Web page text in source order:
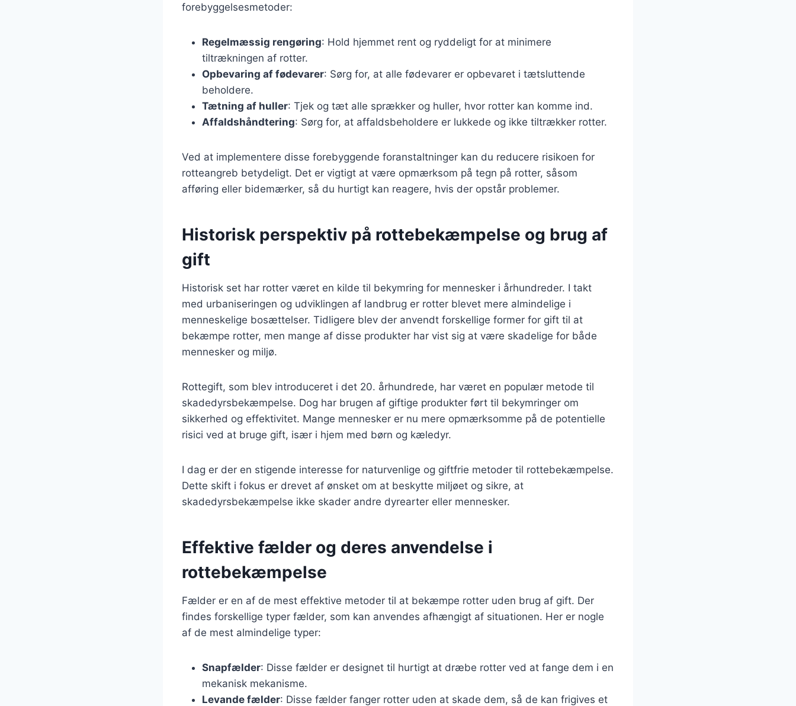
forebyggelsesmetoder:
Regelmæssig rengøring: Hold hjemmet rent og ryddeligt for at minimere
tiltrækningen af rotter.
Opbevaring af fødevarer: Sørg for, at alle fødevarer er opbevaret i tætsluttende
beholdere.
Tætning af huller: Tjek og tæt alle sprækker og huller, hvor rotter kan komme ind.
Affaldshåndtering: Sørg for, at affaldsbeholdere er lukkede og ikke tiltrækker rotter.
Ved at implementere disse forebyggende foranstaltninger kan du reducere risikoen for
rotteangreb betydeligt. Det er vigtigt at være opmærksom på tegn på rotter, såsom
afføring eller bidemærker, så du hurtigt kan reagere, hvis der opstår problemer.
Historisk perspektiv på rottebekæmpelse og brug af
gift
Historisk set har rotter været en kilde til bekymring for mennesker i århundreder. I takt
med urbaniseringen og udviklingen af landbrug er rotter blevet mere almindelige i
menneskelige bosættelser. Tidligere blev der anvendt forskellige former for gift til at
bekæmpe rotter, men mange af disse produkter har vist sig at være skadelige for både
mennesker og miljø.
Rottegift, som blev introduceret i det 20. århundrede, har været en populær metode til
skadedyrsbekæmpelse. Dog har brugen af giftige produkter ført til bekymringer om
sikkerhed og effektivitet. Mange mennesker er nu mere opmærksomme på de potentielle
risici ved at bruge gift, især i hjem med børn og kæledyr.
I dag er der en stigende interesse for naturvenlige og giftfrie metoder til rottebekæmpelse.
Dette skift i fokus er drevet af ønsket om at beskytte miljøet og sikre, at
skadedyrsbekæmpelse ikke skader andre dyrearter eller mennesker.
Effektive fælder og deres anvendelse i
rottebekæmpelse
Fælder er en af de mest effektive metoder til at bekæmpe rotter uden brug af gift. Der
findes forskellige typer fælder, som kan anvendes afhængigt af situationen. Her er nogle
af de mest almindelige typer:
Snapfælder: Disse fælder er designet til hurtigt at dræbe rotter ved at fange dem i en
mekanisk mekanisme.
Levande fælder: Disse fælder fanger rotter uden at skade dem, så de kan frigives et